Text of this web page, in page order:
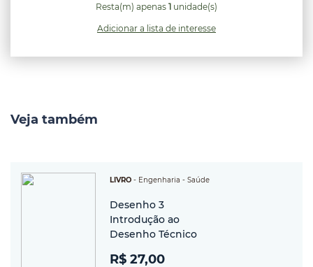
Resta(m) apenas 1 unidade(s)
Adicionar a lista de interesse
Veja também
LIVRO - Engenharia - Saúde
Desenho 3
Introdução ao
Desenho Técnico
R$ 27,00